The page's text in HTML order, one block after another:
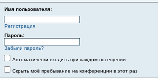
Имя пользователя:
Регистрация
Пароль:
Забыли пароль?
Автоматически входить при каждом посещении
Скрыть моё пребывание на конференции в этот раз